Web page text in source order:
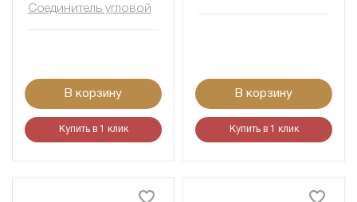
Соединитель угловой
В корзину
Купить в 1 клик
В корзину
Купить в 1 клик